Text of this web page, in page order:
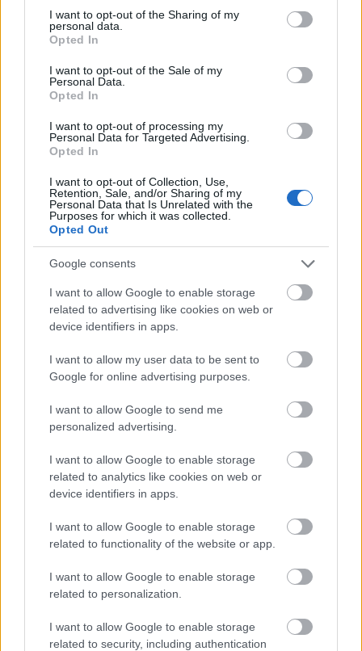
not limited to your visit or usage behaviour. You may click to
grant or deny consent to Google and its third-party tags to
use your data for below specified purposes in below Google
consent section.
I want to opt-out of the Sharing of my
personal data.
Opted In
I want to opt-out of the Sale of my
Personal Data.
Opted In
I want to opt-out of processing my
Personal Data for Targeted Advertising.
Opted In
I want to opt-out of Collection, Use,
Retention, Sale, and/or Sharing of my
Personal Data that Is Unrelated with the
Purposes for which it was collected.
Opted Out
Google consents
I want to allow Google to enable storage
related to advertising like cookies on web or
device identifiers in apps.
I want to allow my user data to be sent to
Google for online advertising purposes.
I want to allow Google to send me
personalized advertising.
I want to allow Google to enable storage
related to analytics like cookies on web or
device identifiers in apps.
I want to allow Google to enable storage
related to functionality of the website or app.
I want to allow Google to enable storage
related to personalization.
I want to allow Google to enable storage
related to security, including authentication
épülnek Zuglóban – helyben tartják a
csapadékvizet
Nem az üres, hanem az okosan működő
Újragondolják Lipótváros rejtett, zöld
parkját
Történelmi táj, amelynek minden köve
mesél – megújul a tatai Angolkert
Amire többmillióan vártunk: szombattól másodfokúra
csökken a riasztás